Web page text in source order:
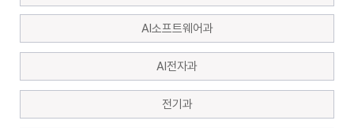
AI소프트웨어과
AI전자과
전기과